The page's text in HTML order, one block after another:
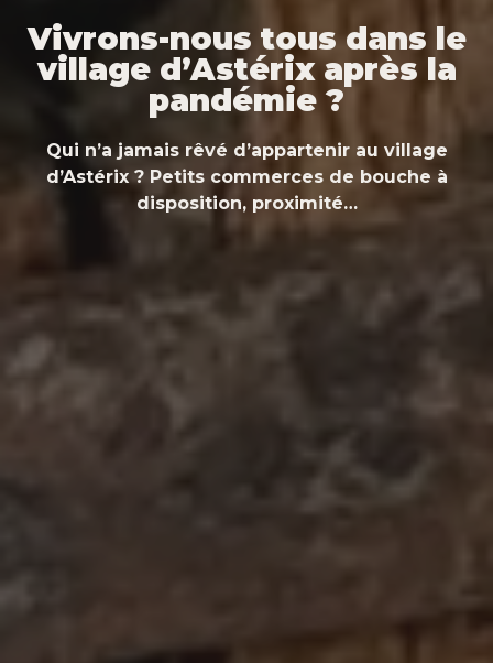
Vivrons-nous tous dans le
village d’Astérix après la
pandémie ?
Qui n’a jamais rêvé d’appartenir au village
d’Astérix ? Petits commerces de bouche à
disposition, proximité…